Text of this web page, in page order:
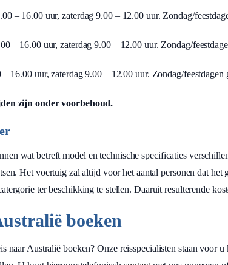
– 16.00 uur, zaterdag 9.00 – 12.00 uur. Zondag/
– 16.00 uur, zaterdag 9.00 – 12.00 uur. Zondag/
– 16.00 uur, zaterdag 9.00 – 12.00 uur. Zondag/feestdagen
zijn onder voorbehoud.
wat betreft model en technische specificaties
Het voertuig zal altijd voor het aantal personen dat
ter beschikking te stellen. Daaruit resulterende
boeken
naar Australië boeken? Onze reisspecialisten staan voor